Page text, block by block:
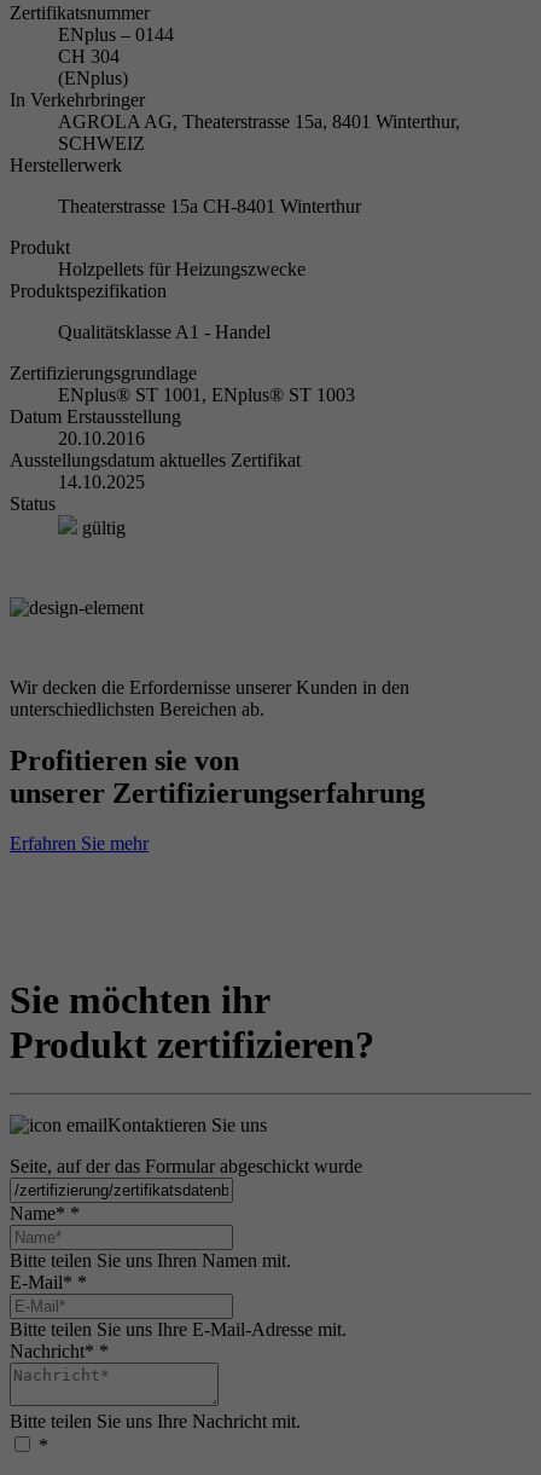
Zertifikatsnummer
ENplus – 0144
CH 304
(ENplus)
In Verkehrbringer
AGROLA AG, Theaterstrasse 15a, 8401 Winterthur,
SCHWEIZ
Herstellerwerk
Theaterstrasse 15a CH-8401 Winterthur
Produkt
Holzpellets für Heizungszwecke
Produktspezifikation
Qualitätsklasse A1 - Handel
Zertifizierungsgrundlage
ENplus® ST 1001, ENplus® ST 1003
Datum Erstausstellung
20.10.2016
Ausstellungsdatum aktuelles Zertifikat
14.10.2025
Status
gültig
Wir decken die Erfordernisse unserer Kunden in den
unterschiedlichsten Bereichen ab.
Profitieren sie von
unserer Zertifizierungserfahrung
Erfahren Sie mehr
Sie möchten ihr
Produkt zertifizieren?
Kontaktieren Sie uns
Seite, auf der das Formular abgeschickt wurde
Name* *
Bitte teilen Sie uns Ihren Namen mit.
E-Mail* *
Bitte teilen Sie uns Ihre E-Mail-Adresse mit.
Nachricht* *
Bitte teilen Sie uns Ihre Nachricht mit.
*